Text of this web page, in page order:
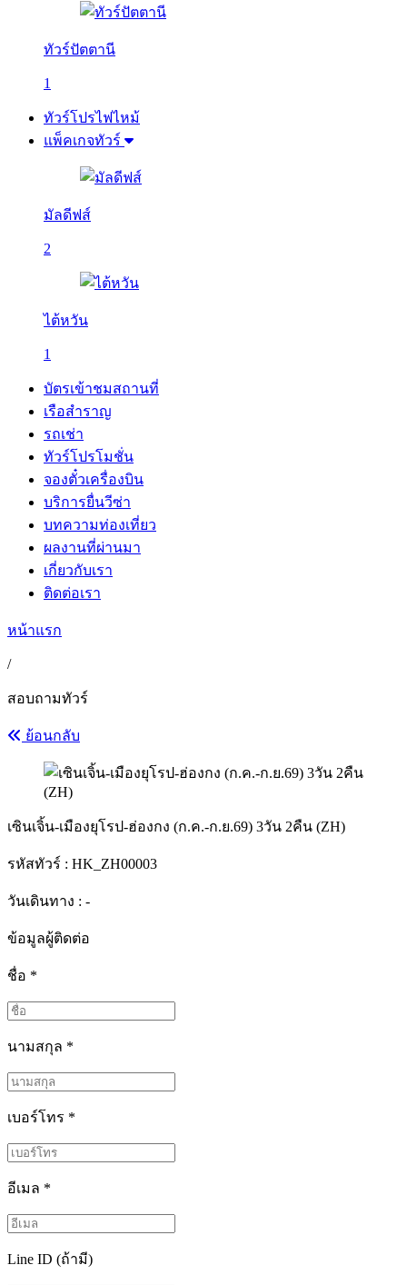
ทัวร์ปัตตานี
1
ทัวร์โปรไฟไหม้
แพ็คเกจทัวร์
มัลดีฟส์
2
ไต้หวัน
1
บัตรเข้าชมสถานที่
เรือสำราญ
รถเช่า
ทัวร์โปรโมชั่น
จองตั๋วเครื่องบิน
บริการยื่นวีซ่า
บทความท่องเที่ยว
ผลงานที่ผ่านมา
เกี่ยวกับเรา
ติดต่อเรา
หน้าแรก
/
สอบถามทัวร์
ย้อนกลับ
เซินเจิ้น-เมืองยุโรป-ฮ่องกง (ก.ค.-ก.ย.69) 3วัน 2คืน (ZH)
รหัสทัวร์ : HK_ZH00003
วันเดินทาง : -
ข้อมูลผู้ติดต่อ
ชื่อ *
นามสกุล *
เบอร์โทร *
อีเมล *
Line ID (ถ้ามี)